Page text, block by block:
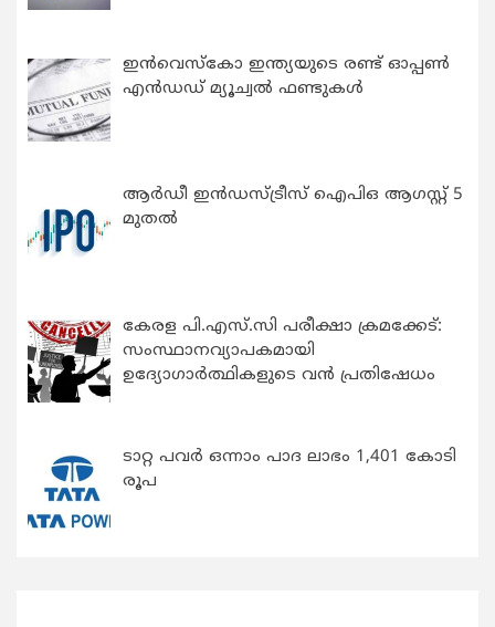
ഇന്‍വെസ്കോ ഇന്ത്യയുടെ രണ്ട് ഓപ്പണ്‍
എന്‍ഡഡ് മ്യൂച്വല്‍ ഫണ്ടുകള്‍
ആർഡീ ഇൻഡസ്ട്രീസ് ഐപിഒ ആഗസ്റ്റ് 5
മുതൽ
കേരള പി.എസ്.സി പരീക്ഷാ ക്രമക്കേട്:
സംസ്ഥാനവ്യാപകമായി
ഉദ്യോഗാര്‍ത്ഥികളുടെ വന്‍ പ്രതിഷേധം
ടാറ്റ പവർ ഒന്നാം പാദ ലാഭം 1,401 കോടി
രൂപ